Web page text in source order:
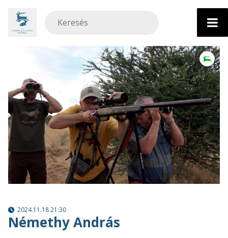
tartalomhoz
2024.11.18 21:30
Némethy András